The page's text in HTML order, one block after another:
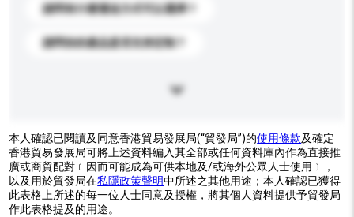
請問有什麼運送方式可以選擇？
請問你的產品是否支持定制？
本人確認已閱讀及同意香港貿易發展局(“貿發局”)的使用條款及確定
香港貿易發展局可將上述資料編入其全部或任何資料庫內作為直接推
廣或商貿配對﹝因而可能成為可供本地及/或海外公眾人士使用﹞，
以及用於貿發局在私隱政策聲明中所述之其他用途；本人確認已獲得
此表格上所述的每一位人士同意及授權，將其個人資料提供予貿發局
作此表格提及的用途。